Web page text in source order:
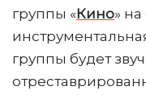
группы «Кино»
группы будет